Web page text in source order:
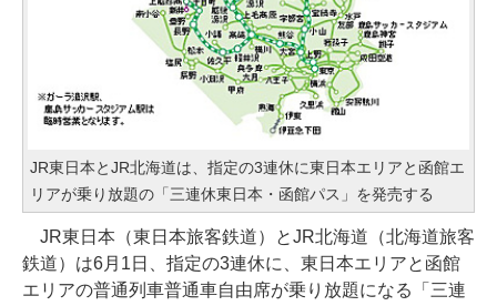
JR東日本とJR北海道は、指定の3連休に東日本エリアと函館エ
リアが乗り放題の「三連休東日本・函館パス」を発売する
JR東日本（東日本旅客鉄道）とJR北海道（北海道旅客
鉄道）は6月1日、指定の3連休に、東日本エリアと函館
エリアの普通列車普通車自由席が乗り放題になる「三連